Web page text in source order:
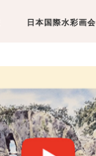
日本国際水彩画会